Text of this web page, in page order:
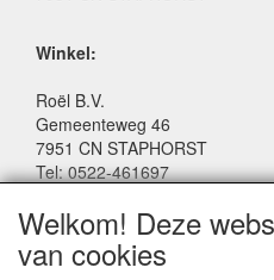
Winkel:
Roël B.V.
Gemeenteweg 46
7951 CN STAPHORST
Tel: 0522-461697
Facebook:
Openingstijden Winkel:
Welkom! Deze
van cookies